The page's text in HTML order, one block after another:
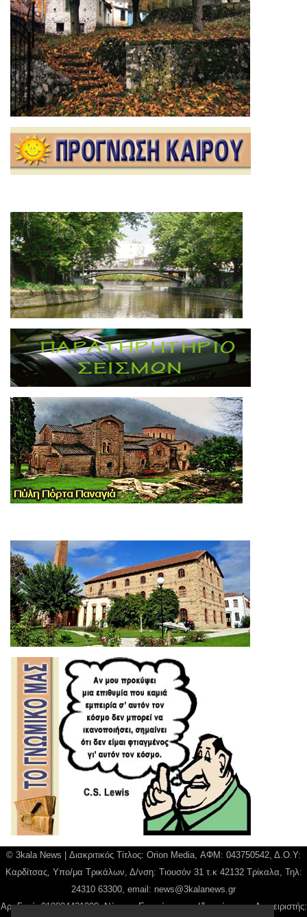
© 3kala News | Διακριτικός Τίτλος: Orion Media, ΑΦΜ: 043750542, Δ.Ο.Υ:
Καρδίτσας, Υπο/μα Τρικάλων, Δ/νση: Τιουσόν 31 τ.κ 42132 Τρίκαλα, Τηλ:
24310 63300, email: news@3kalanews.gr
Αρ. Γεμή: 018804431000, Νόμιμος Εκπρόσωπος, Ιδιοκτήτης και Διαχειριστής: